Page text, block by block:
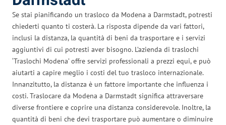
Se stai pianificando un trasloco da Modena a Darmstadt, potresti
chiederti quanto ti costerà. La risposta dipende da vari fattori,
inclusi la distanza, la quantità di beni da trasportare e i servizi
aggiuntivi di cui potresti aver bisogno. L’azienda di traslochi
‘Traslochi Modena’ offre servizi professionali a prezzi equi, e può
aiutarti a capire meglio i costi del tuo trasloco internazionale.
Innanzitutto, la distanza è un fattore importante che influenza i
costi. Traslocare da Modena a Darmstadt significa attraversare
diverse frontiere e coprire una distanza considerevole. Inoltre, la
quantità di beni che devi trasportare può aumentare o diminuire